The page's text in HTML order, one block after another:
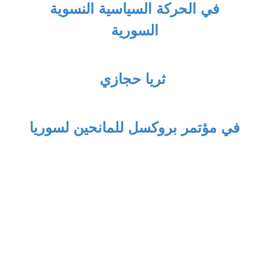
في الحركة السياسية النسوية
السورية
ثريا حجازي
في مؤتمر بروكسل للمانحين لسوريا